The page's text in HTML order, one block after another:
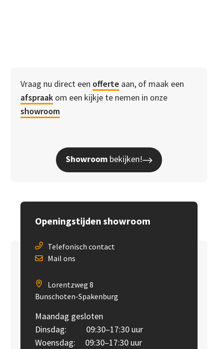
Vraag nu direct een offerte aan, of maak een
afspraak om een kijkje te nemen in onze
showroom
Showroom bekijken!
Openingstijden showroom
Telefonisch contact
Mail ons
Lorentzweg 8
Bunschoten-Spakenburg
Maandag gesloten
Dinsdag: 09:30–17:30 uur
Woensdag: 09:30–17:30 uur